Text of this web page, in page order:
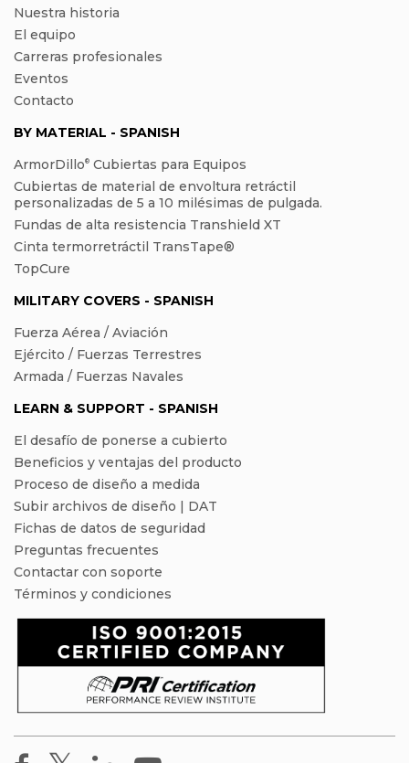
Nuestra historia
El equipo
Carreras profesionales
Eventos
Contacto
BY MATERIAL - SPANISH
ArmorDillo® Cubiertas para Equipos
Cubiertas de material de envoltura retráctil
personalizadas de 5 a 10 milésimas de pulgada.
Fundas de alta resistencia Transhield XT
Cinta termorretráctil TransTape®
TopCure
MILITARY COVERS - SPANISH
Fuerza Aérea / Aviación
Ejército / Fuerzas Terrestres
Armada / Fuerzas Navales
LEARN & SUPPORT - SPANISH
El desafío de ponerse a cubierto
Beneficios y ventajas del producto
Proceso de diseño a medida
Subir archivos de diseño | DAT
Fichas de datos de seguridad
Preguntas frecuentes
Contactar con soporte
Términos y condiciones